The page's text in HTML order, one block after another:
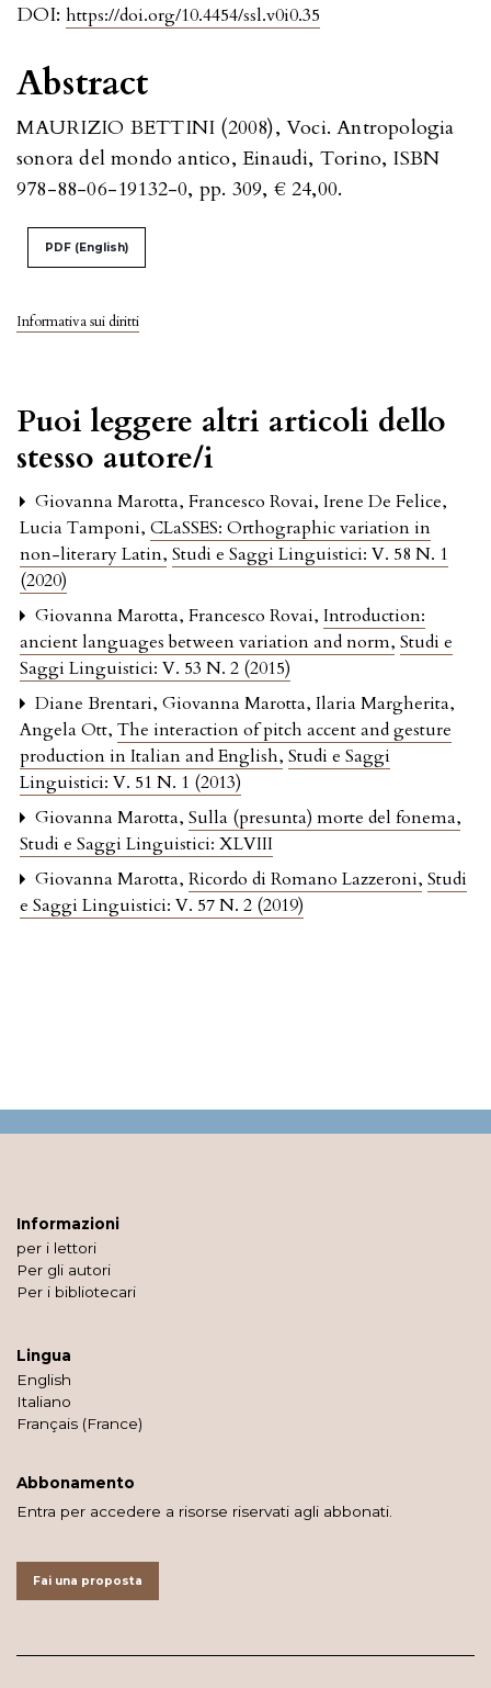
DOI: https://doi.org/10.4454/ssl.v0i0.35
Informativa sui diritti
Abstract
MAURIZIO BETTINI (2008), Voci. Antropologia
sonora del mondo antico, Einaudi, Torino, ISBN
978-88-06-19132-0, pp. 309, € 24,00.
PDF (English)
Puoi leggere altri articoli dello
stesso autore/i
Giovanna Marotta, Francesco Rovai, Irene De Felice,
Lucia Tamponi, CLaSSES: Orthographic variation in
non-literary Latin, Studi e Saggi Linguistici: V. 58 N. 1
(2020)
Giovanna Marotta, Francesco Rovai, Introduction:
ancient languages between variation and norm, Studi e
Saggi Linguistici: V. 53 N. 2 (2015)
Diane Brentari, Giovanna Marotta, Ilaria Margherita,
Angela Ott, The interaction of pitch accent and gesture
production in Italian and English, Studi e Saggi
Linguistici: V. 51 N. 1 (2013)
Giovanna Marotta, Sulla (presunta) morte del fonema,
Studi e Saggi Linguistici: XLVIII
Giovanna Marotta, Ricordo di Romano Lazzeroni, Studi
e Saggi Linguistici: V. 57 N. 2 (2019)
Informazioni
per i lettori
Per gli autori
Per i bibliotecari
Lingua
English
Italiano
Français (France)
Abbonamento
Entra per accedere a risorse riservati agli abbonati.
Fai una proposta